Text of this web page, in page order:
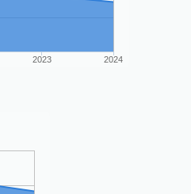
2023 2024